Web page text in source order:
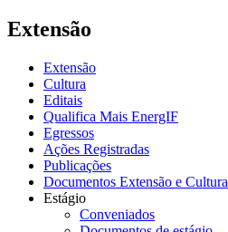
Extensão
Extensão
Cultura
Editais
Qualifica Mais EnergIF
Egressos
Ações Registradas
Publicações
Documentos Extensão e Cultura
Estágio
Conveniados